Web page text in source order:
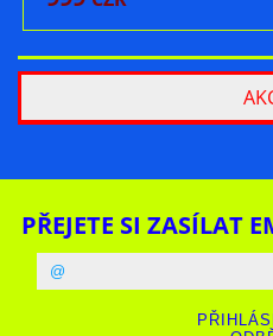
PŘEJETE SI ZASÍLAT